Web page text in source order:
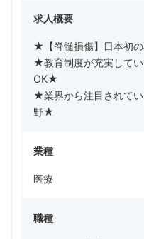
求人概要
★【脊髄損傷】日本初
★教育制度が充実して
OK★
★業界から注目されて
野★
業種
医療
職種